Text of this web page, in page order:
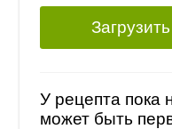
Загрузить
У рецепта пока
может быть